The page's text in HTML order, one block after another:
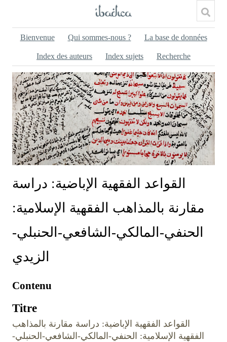
Bienvenue Qui sommes-nous ? La base de données
Index des auteurs Index sujets Recherche
القواعد الفقهية الإباضية: دراسة
مقارنة بالمذاهب الفقهية الإسلامية:
الحنفي-المالكي-الشافعي-الحنبلي-
الزيدي
Contenu
Titre
القواعد الفقهية الإباضية: دراسة مقارنة بالمذاهب
الفقهية الإسلامية: الحنفي-المالكي-الشافعي-الحنبلي-